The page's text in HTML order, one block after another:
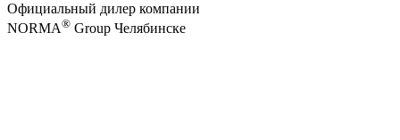
Официальный дилер компании
NORMA® Group Челябинске